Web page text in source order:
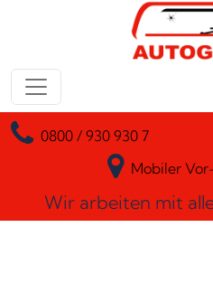
Zum Inhalt springen
Hauptnavigation
0800 / 930 930 7
Mobiler
Wir arbeiten mit